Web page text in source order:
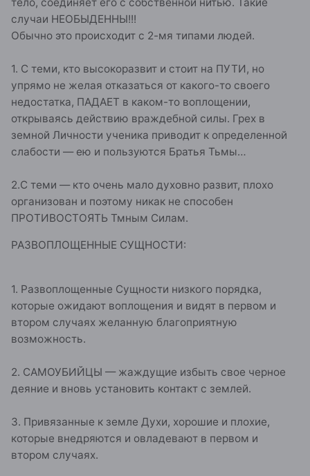
случаи НЕОБЫДЕННЫ!!!
Обычно это происходит с 2-мя типами людей.
1. С теми, кто высокоразвит и стоит на ПУТИ, но
упрямо не желая отказаться от какого-то своего
недостатка, ПАДАЕТ в каком-то воплощении,
открываясь действию враждебной силы. Грех в
земной Личности ученика приводит к определенной
слабости — ею и пользуются Братья Тьмы…
2.С теми — кто очень мало духовно развит, плохо
организован и поэтому никак не способен
ПРОТИВОСТОЯТЬ Тмным Силам.
РАЗВОПЛОЩЕННЫЕ СУЩНОСТИ:
1. Развоплощенные Сущности низкого порядка,
которые ожидают воплощения и видят в первом и
втором случаях желанную благоприятную
возможность.
2. САМОУБИЙЦЫ — жаждущие избыть свое черное
деяние и вновь установить контакт с землей.
3. Привязанные к земле Духи, хорошие и плохие,
которые внедряются и овладевают в первом и
втором случаях.